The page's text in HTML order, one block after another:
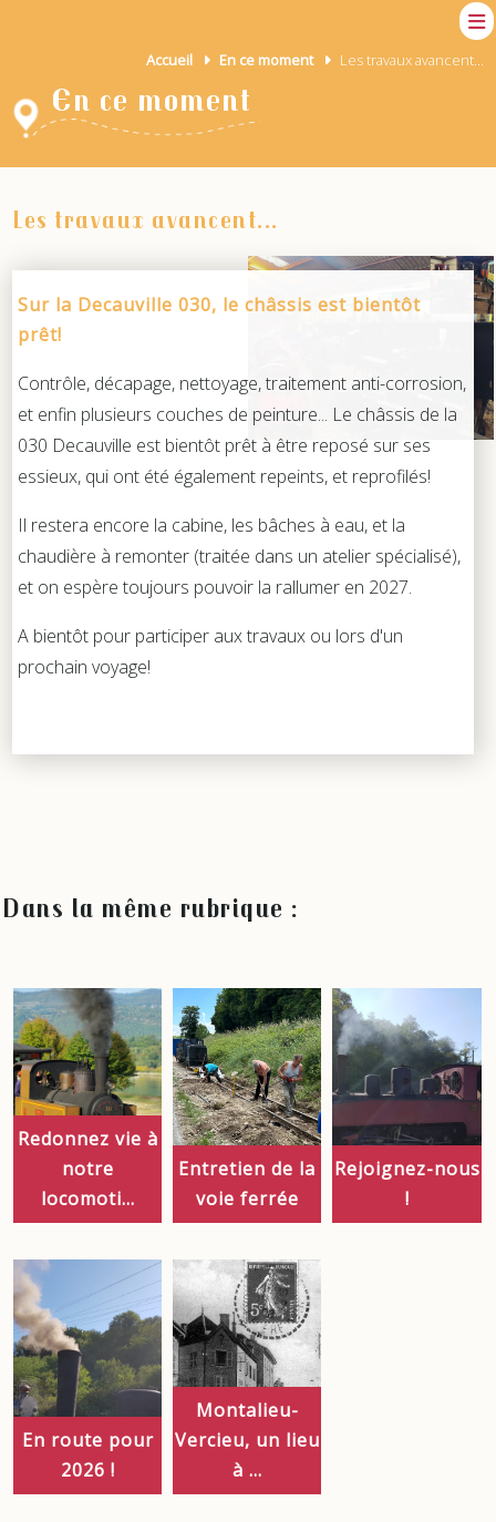
Accueil En ce moment Les travaux avancent...
En ce moment
Les travaux avancent...
Sur la Decauville 030, le châssis est bientôt
prêt!
Contrôle, décapage, nettoyage, traitement anti-corrosion,
et enfin plusieurs couches de peinture... Le châssis de la
030 Decauville est bientôt prêt à être reposé sur ses
essieux, qui ont été également repeints, et reprofilés!
Il restera encore la cabine, les bâches à eau, et la
chaudière à remonter (traitée dans un atelier spécialisé),
et on espère toujours pouvoir la rallumer en 2027.
A bientôt pour participer aux travaux ou lors d'un
prochain voyage!
Dans la même rubrique :
Redonnez vie à
notre
locomoti...
Entretien de la
voie ferrée
Rejoignez-nous
!
En route pour
2026 !
Montalieu-
Vercieu, un lieu
à ...